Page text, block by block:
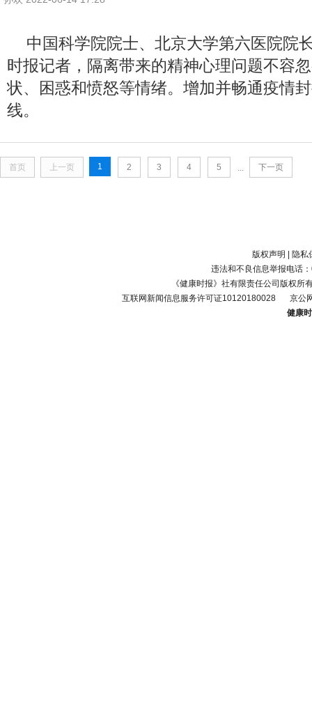
中国科学院院士、北京大学第六医院院
时报记者，隔离带来的精神心理问题不容
状、困惑和愤怒等情绪。增加并畅通疫情
线。
首页 上一页 1 2 3 4 5 ... 下一页
版权声明
隐私
违法和不良信息举报电话
《健康时报》社有限责任公司版权所
互联网新闻信息服务许可证10120180028
京公
健康